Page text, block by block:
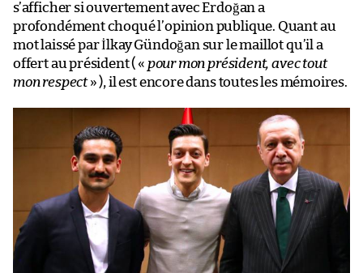
s’afficher si ouvertement avec Erdoğan a
profondément choqué l’opinion publique. Quant au
mot laissé par İlkay Gündoğan sur le maillot qu’il a
offert au président ( « pour mon président, avec tout
mon respect» ), il est encore dans toutes les mémoires.